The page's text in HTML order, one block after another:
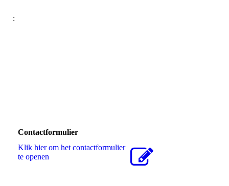
:
Contactformulier
Klik hier om het contactformulier
te openen